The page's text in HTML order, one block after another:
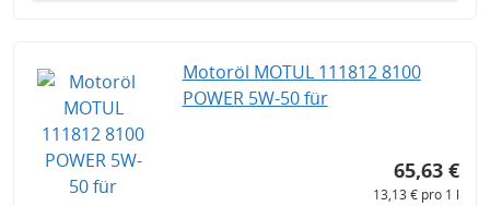
Motoröl MOTUL 111812 8100
POWER 5W-50 für
65,63 €
13,13 € pro 1 l